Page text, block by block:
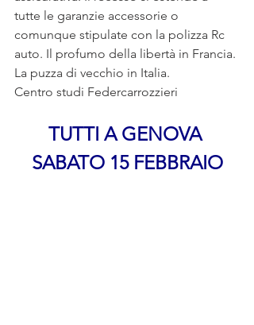
tutte le garanzie accessorie o
comunque stipulate con la polizza Rc
auto. Il profumo della libertà in Francia.
La puzza di vecchio in Italia.
Centro studi Federcarrozzieri
TUTTI A GENOVA
SABATO 15 FEBBRAIO